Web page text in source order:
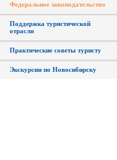
Федеральное законодательство
Поддержка туристической
отрасли
Практические советы туристу
Экскурсии по Новосибирску